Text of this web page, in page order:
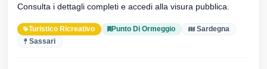
Consulta i dettagli completi e accedi alla visura pubblica.
Turistico Ricreativo Punto Di Ormeggio
Sardegna
Sassari